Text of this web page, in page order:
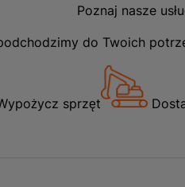
Poznaj nasze
do Twoich
sprzęt